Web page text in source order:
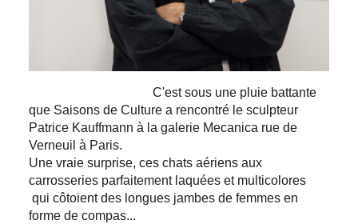
C'est sous une pluie battante
que Saisons de Culture a rencontré le sculpteur
Patrice Kauffmann à la galerie Mecanica rue de
Verneuil à Paris.
Une vraie surprise, ces chats aériens aux
carrosseries parfaitement laquées et multicolores
qui côtoient des longues jambes de femmes en
forme de compas...